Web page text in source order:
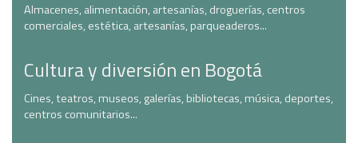
Almacenes, alimentación, artesanías, droguerías, centros
comerciales, estética, artesanías, parqueaderos...
Cultura y diversión en Bogotá
Cines, teatros, museos, galerías, bibliotecas, música, deportes,
centros comunitarios...